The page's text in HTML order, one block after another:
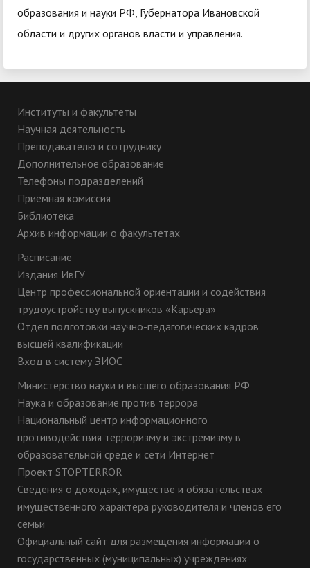
образования и науки РФ, Губернатора Ивановской
области и других органов власти и управления.
Институты и факультеты
Научная деятельность
Преподавателю и сотруднику
Дополнительное образование
Телефоны подразделений
Приёмная комиссия
Библиотека
Архив информации о факультетах
Расписание
Издания ИвГУ
Центр профессиональной ориентации и содействия
трудоустройству выпускников «Карьера»
Отдел подготовки научно-педагогических кадров
высшей квалификации
Вход в систему ЭИОС
Министерство науки и высшего образования РФ
Наука и образование против террора
Национальный центр информационного
противодействия терроризму и экстремизму в
образовательной среде и сети Интернет
Проект STOPTERROR
Сведения о доходах, имуществе и обязательствах
имущественного характера руководителя и членов его
семьи
Официальный сайт для размещения информации о
государственных (муниципальных) учреждениях